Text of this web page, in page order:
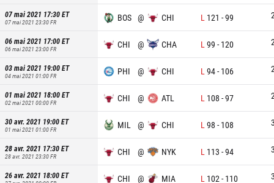
07 mai 2021 17:30ET
07 mai 2021 23:30FR BOS @ CHI L 121 -99
06 mai 2021 17:00ET
06 mai 2021 23:00FR CHI @ CHA L 99 - 120
03 mai 2021 19:00ET
04 mai 2021 01:00FR PHI @ CHI L 94- 106
01 mai 2021 18:00ET
02 mai 2021 00:00FR CHI @ ATL L 108 -97
30 avr. 2021 19:00ET
01 mai 2021 01:00FR MIL @ CHI L 98 - 108
28 avr. 2021 17:30ET
28 avr. 2021 23:30FR CHI @ NYK L 113 -94
26 avr. 2021 18:00ET CHI @ MIA L 102 - 110